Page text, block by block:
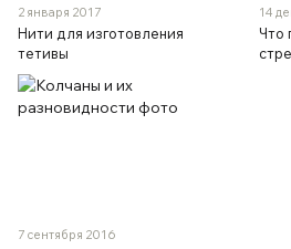
2 января 2017
Нити для изготовления
тетивы
14
Что
7 сентября 2016